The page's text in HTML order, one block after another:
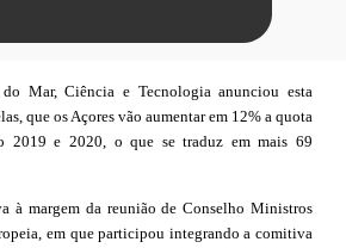
Mar, Ciência e Tecnologia anunciou esta
que os Açores vão aumentar em 12% a quota
2019 e 2020, o que se traduz em mais 69
à margem da reunião de Conselho Ministros
em que participou integrando a comitiva